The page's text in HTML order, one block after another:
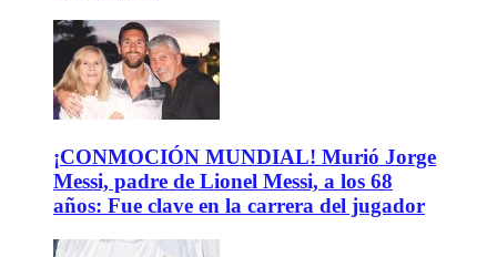
¡CONMOCIÓN MUNDIAL! Murió Jorge
Messi, padre de Lionel Messi, a los 68
años: Fue clave en la carrera del jugador